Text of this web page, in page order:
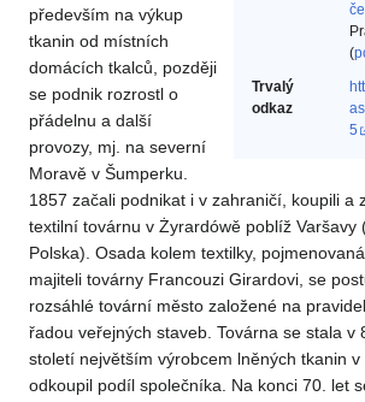
(
Trvalý
odkaz
5
především na výkup
tkanin od místních
domácích tkalců, později
se podnik rozrostl o
přádelnu a další
provozy, mj. na severní
Moravě v Šumperku.
1857 začali podnikat i v zahraničí, koupili a
textilní továrnu v Żyrardówě poblíž Varšavy
Polska). Osada kolem textilky,
majiteli továrny Francouzi Girardovi, se
rozsáhlé tovární město založené na
řadou veřejných staveb. Továrna se stala v
století největším výrobcem lněných tkanin v
odkoupil podíl společníka. Na konci 70. let